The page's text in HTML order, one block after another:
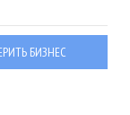
БИЗНЕС